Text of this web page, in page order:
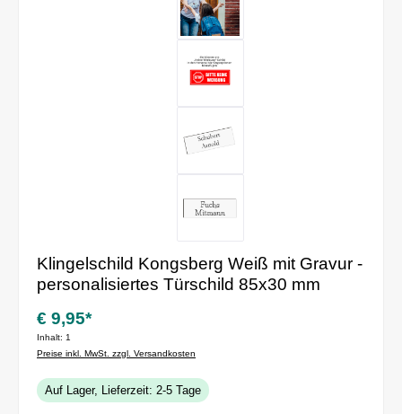
Klingelschild Kongsberg Weiß mit Gravur -
personalisiertes Türschild 85x30 mm
€ 9,95*
Inhalt: 1
Preise inkl. MwSt. zzgl. Versandkosten
Auf Lager, Lieferzeit: 2-5 Tage